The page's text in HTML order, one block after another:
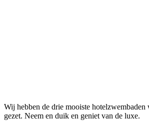
Wij hebben de drie mooiste
gezet. Neem en duik en geniet van de luxe.